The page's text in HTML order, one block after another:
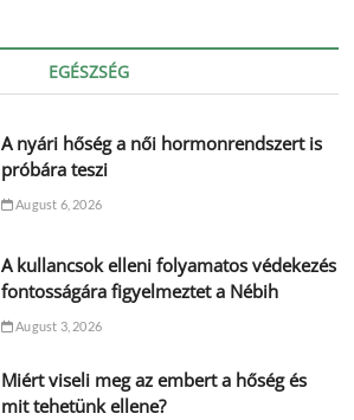
EGÉSZSÉG
A nyári hőség a női hormonrendszert is
próbára teszi
August 6, 2026
A kullancsok elleni folyamatos védekezés
fontosságára figyelmeztet a Nébih
August 3, 2026
Miért viseli meg az embert a hőség és
mit tehetünk ellene?